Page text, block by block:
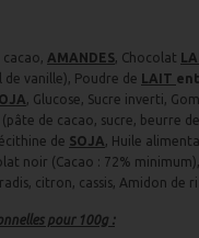
AMANDES , Chocolat
vanille), Poudre de LAIT
, Glucose, Sucre inverti,
de cacao, sucre, beurre
de SOJA , Huile
noir (Cacao : 72% minimum),
citron, cassis, Amidon de
pour 100g :